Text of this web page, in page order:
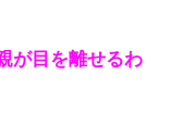
が目を離せるわ